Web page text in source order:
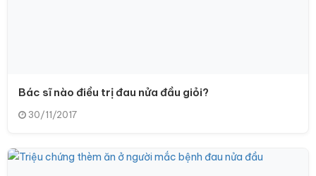
Bác sĩ nào điều trị đau nửa đầu giỏi?
30/11/2017